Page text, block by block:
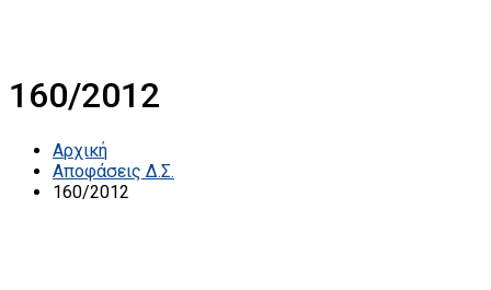
160/2012
Αρχική
Αποφάσεις Δ.Σ.
160/2012